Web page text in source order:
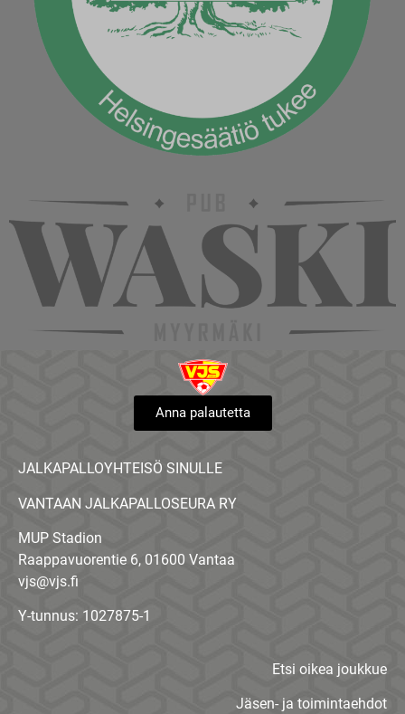
Anna palautetta
JALKAPALLOYHTEISÖ SINULLE
VANTAAN JALKAPALLOSEURA RY
MUP Stadion
Raappavuorentie 6, 01600 Vantaa
vjs@vjs.fi
Y-tunnus: 1027875-1
Etsi oikea joukkue
Jäsen- ja toimintaehdot